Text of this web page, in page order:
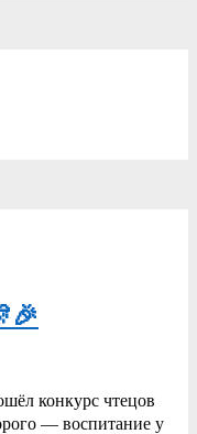
конкурс чтецов
— воспитание у